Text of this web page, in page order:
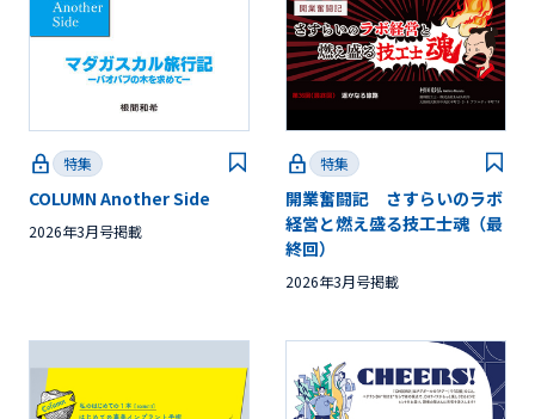
特集
COLUMN Another Side
2026年3月号掲載
特集
開業奮闘記 さすらいのラボ
経営と燃え盛る技工士魂（最
終回）
2026年3月号掲載